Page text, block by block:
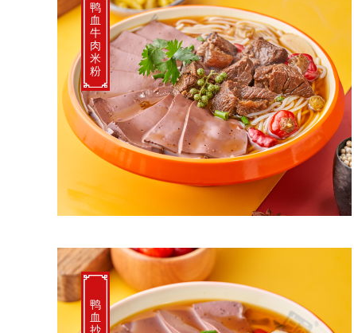
鸭
血
牛
肉
米
粉
鸭
血
抄